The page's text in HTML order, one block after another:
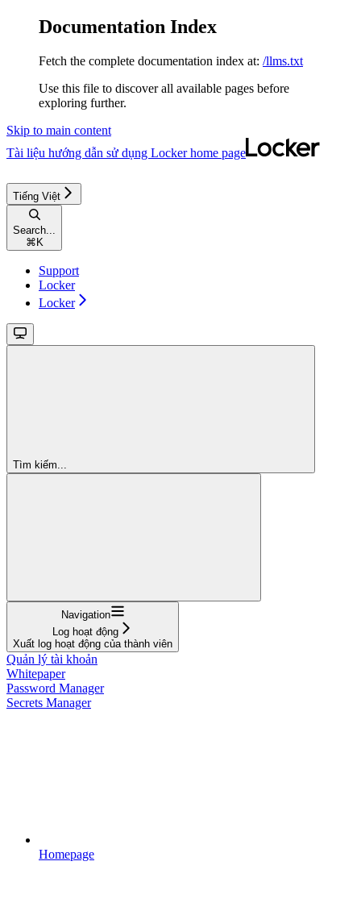
Documentation Index
Fetch the complete documentation index at: /llms.txt
Use this file to discover all available pages before
exploring further.
Skip to main content
Tài liệu hướng dẫn sử dụng Lockerhome page
Tiếng Việt
Search...
⌘ K
Support
Locker
Locker
Tìm kiếm...
Navigation
Log hoạt động
Xuất log hoạt động của thành viên
Quản lý tài khoản
Whitepaper
Password Manager
Secrets Manager
Homepage